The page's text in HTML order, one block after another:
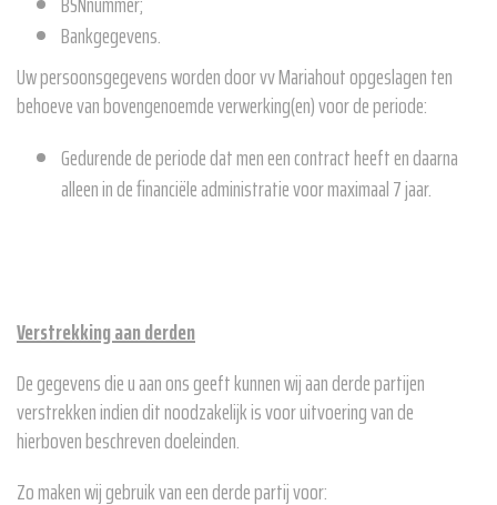
Bankgegevens.
Uw persoonsgegevens worden door vv Mariahout opgeslagen ten
behoeve van bovengenoemde verwerking(en) voor de periode:
Gedurende de periode dat men een contract heeft en daarna
alleen in de financiële administratie voor maximaal 7 jaar.
Verstrekking aan derden
De gegevens die u aan ons geeft kunnen wij aan derde partijen
verstrekken indien dit noodzakelijk is voor uitvoering van de
hierboven beschreven doeleinden.
Zo maken wij gebruik van een derde partij voor: